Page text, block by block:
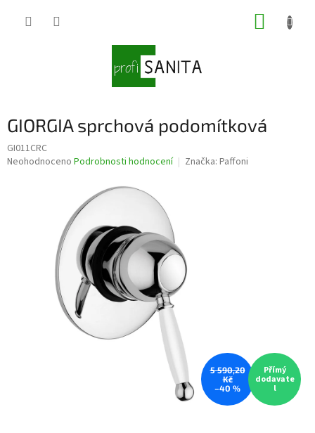
GIORGIA sprchová podomítková
GI011CRC
Průměrné
Neohodnoceno Podrobnosti hodnocení Značka: Paffoni
5 590,20
Kč
–40 %
Přímý
dodavate
l